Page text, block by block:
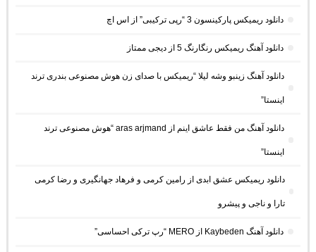
دانلود ریمیکس پارکینسون 3 “رپی ترکیبی” از اس اچ
دانلود آهنگ ریمیکس رنگارنگ 5 از دیجی ممتاز
دانلود آهنگ زینبو وشه لیلا “ریمیکس با صدای زن هوش مصنوعی بندری ترند
اینستا”
دانلود آهنگ من فقط عاشق اینم از aras arjmand “هوش مصنوعی ترند
اینستا”
دانلود ریمیکس عشق ابدی از رامین کرمی و فرهاد جهانگیری و رضا کرمی
تارا و ناجی و پیشرو
دانلود آهنگ Kaybeden از MERO “رپ ترکی احساسی”